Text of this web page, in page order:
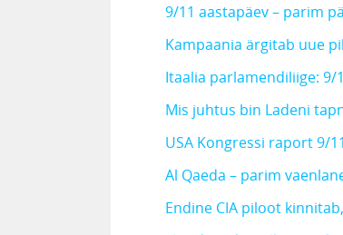
9/11 aastapäev – parim
Kampaania ärgitab uue
Itaalia parlamendiliige: 9/
Mis juhtus bin Ladeni
USA Kongressi raport 9/
Al Qaeda – parim
Endine CIA piloot